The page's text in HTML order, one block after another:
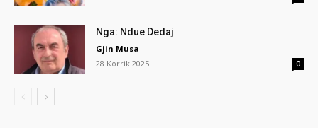
Nga: Ndue Dedaj
Gjin Musa
28 Korrik 2025
0